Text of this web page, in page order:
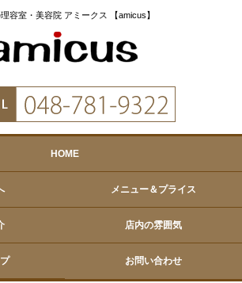
理容室・美容院 アミークス 【amicus】
HOME
メニュー＆プライス
店内の雰囲気
お問い合わせ